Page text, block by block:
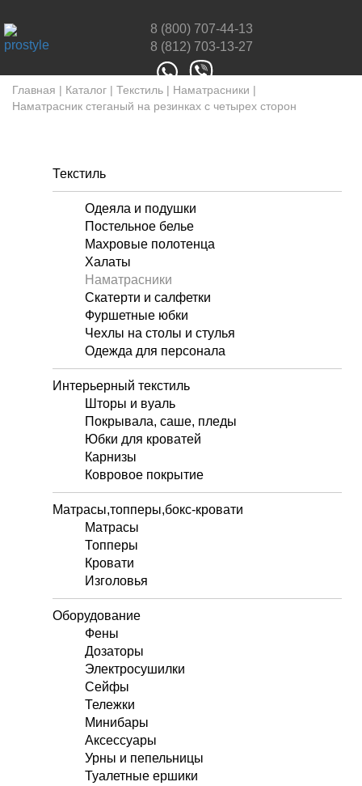
8 (800) 707-44-13
8 (812) 703-13-27
Главная | Каталог | Текстиль | Наматрасники |
Наматрасник стеганый на резинках с четырех сторон
Текстиль
Одеяла и подушки
Постельное белье
Махровые полотенца
Халаты
Наматрасники
Скатерти и салфетки
Фуршетные юбки
Чехлы на столы и стулья
Одежда для персонала
Интерьерный текстиль
Шторы и вуаль
Покрывала, саше, пледы
Юбки для кроватей
Карнизы
Ковровое покрытие
Матрасы,топперы,бокс-кровати
Матрасы
Топперы
Кровати
Изголовья
Оборудование
Фены
Дозаторы
Электросушилки
Сейфы
Тележки
Минибары
Аксессуары
Урны и пепельницы
Туалетные ершики